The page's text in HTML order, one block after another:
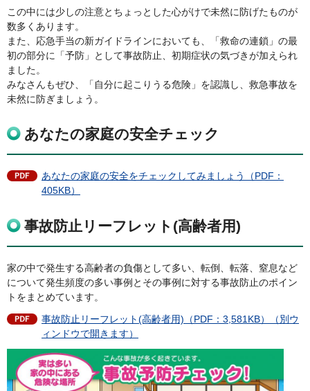
この中には少しの注意とちょっとした心がけで未然に防げたものが
数多くあります。
また、応急手当の新ガイドラインにおいても、「救命の連鎖」の最
初の部分に「予防」として事故防止、初期症状の気づきが加えられ
ました。
みなさんもぜひ、「自分に起こりうる危険」を認識し、救急事故を
未然に防ぎましょう。
あなたの家庭の安全チェック
あなたの家庭の安全をチェックしてみましょう（PDF：
405KB）
事故防止リーフレット(高齢者用)
家の中で発生する高齢者の負傷として多い、転倒、転落、窒息など
について発生頻度の多い事例とその事例に対する事故防止のポイン
トをまとめています。
事故防止リーフレット(高齢者用)（PDF：3,581KB）（別ウ
ィンドウで開きます）